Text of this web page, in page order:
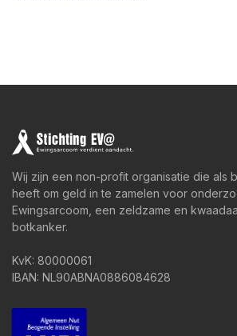
Wij zijn een non-profit organisatie die als
heeft om geld in te zamelen voor
Ewingsarcoom, een zeldzame en
botkanker.
KvK: 80000061
IBAN: NL90ABNA0886084628